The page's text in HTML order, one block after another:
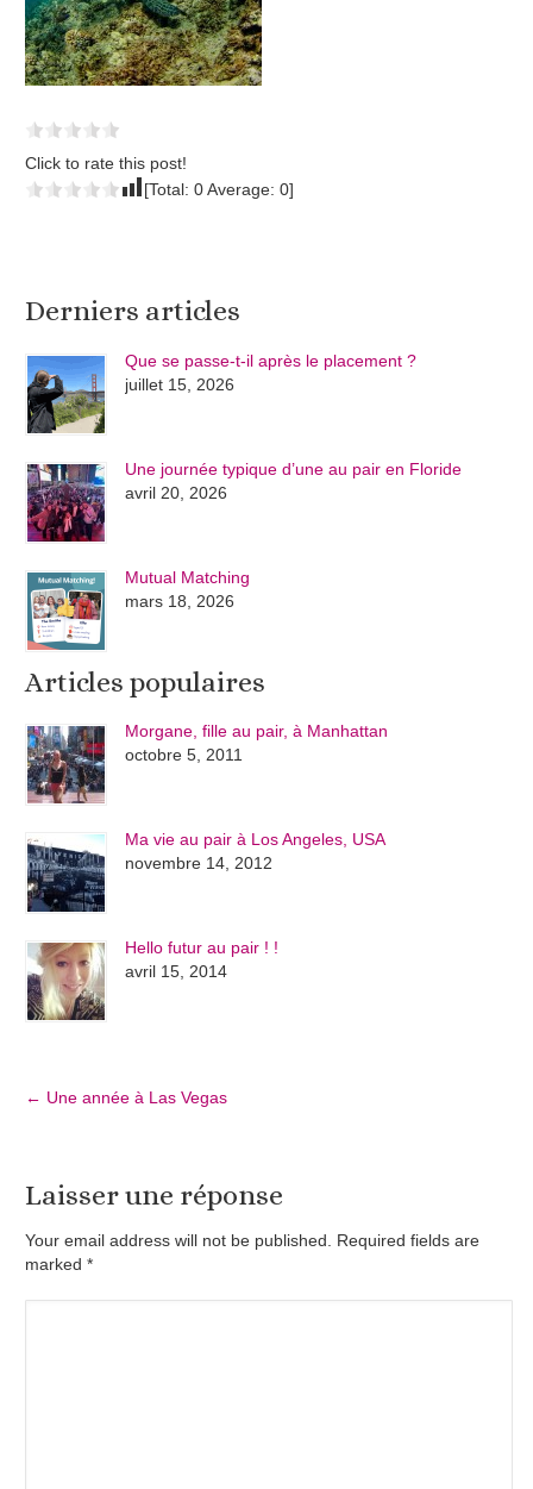
Click to rate this post!
[Total:0Average:0]
Derniers articles
Que se passe-t-il après le placement ?
juillet 15, 2026
Une journée typique d’une au pair en Floride
avril 20, 2026
Mutual Matching
mars 18, 2026
Articles populaires
Morgane, fille au pair, à Manhattan
octobre 5, 2011
Ma vie au pair à Los Angeles, USA
novembre 14, 2012
Hello futur au pair ! !
avril 15, 2014
← Une année à Las Vegas
Laisser une réponse
Your email address will not be published. Required fields are
marked*